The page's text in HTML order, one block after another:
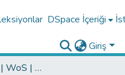
DSpace İçeriği
Giriş
Araştırma Çıktıları | WoS | Scopus | TR-Dizin | PubMed